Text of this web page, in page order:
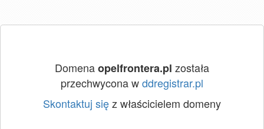
Domenaopelfrontera.pl została
przechwycona wddregistrar.pl
Skontaktuj sięz właścicielem domeny